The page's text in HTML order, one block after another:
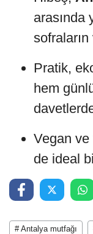
arasında
Pratik,
hem
Vegan
de ideal
# Antalya mutfağı